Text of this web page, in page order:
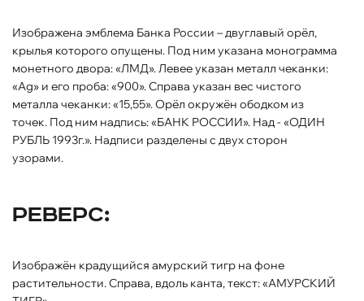
Изображена эмблема Банка России – двуглавый орёл,
крылья которого опущены. Под ним указана монограмма
монетного двора: «ЛМД». Левее указан металл чеканки:
«Ag» и его проба: «900». Справа указан вес чистого
металла чеканки: «15,55». Орёл окружён ободком из
точек. Под ним надпись: «БАНК РОССИИ». Над - «ОДИН
РУБЛЬ 1993г.». Надписи разделены с двух сторон
узорами.
Реверс:
Изображён крадущийся амурский тигр на фоне
растительности. Справа, вдоль канта, текст: «АМУРСКИЙ